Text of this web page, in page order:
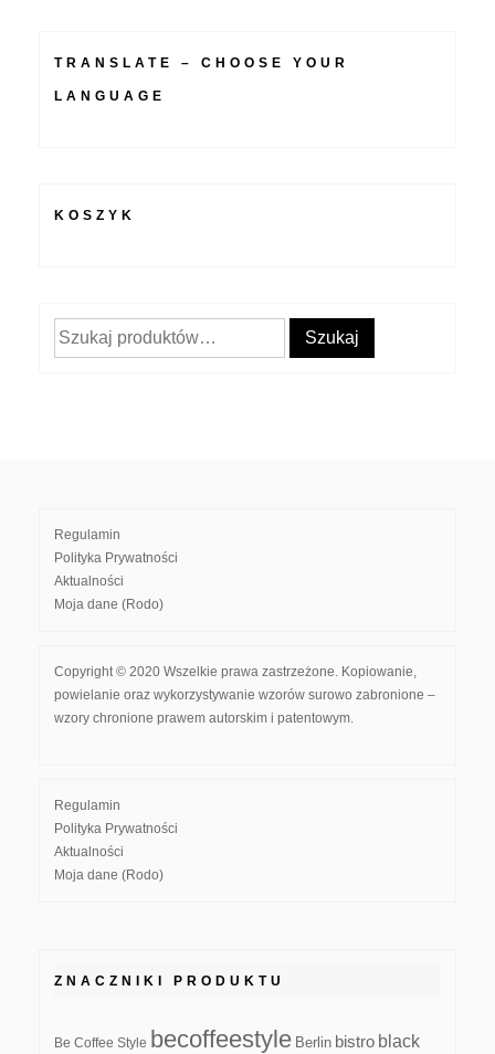
TRANSLATE – CHOOSE YOUR
LANGUAGE
KOSZYK
Szukaj: Szukaj
Regulamin
Polityka Prywatności
Aktualności
Moja dane (Rodo)
Copyright © 2020 Wszelkie prawa zastrzeżone. Kopiowanie,
powielanie oraz wykorzystywanie wzorów surowo zabronione –
wzory chronione prawem autorskim i patentowym.
Regulamin
Polityka Prywatności
Aktualności
Moja dane (Rodo)
ZNACZNIKI PRODUKTU
Be Coffee Style becoffeestyle Berlin bistro black